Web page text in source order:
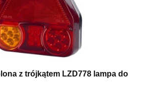
z trójkątem LZD778 lampa do